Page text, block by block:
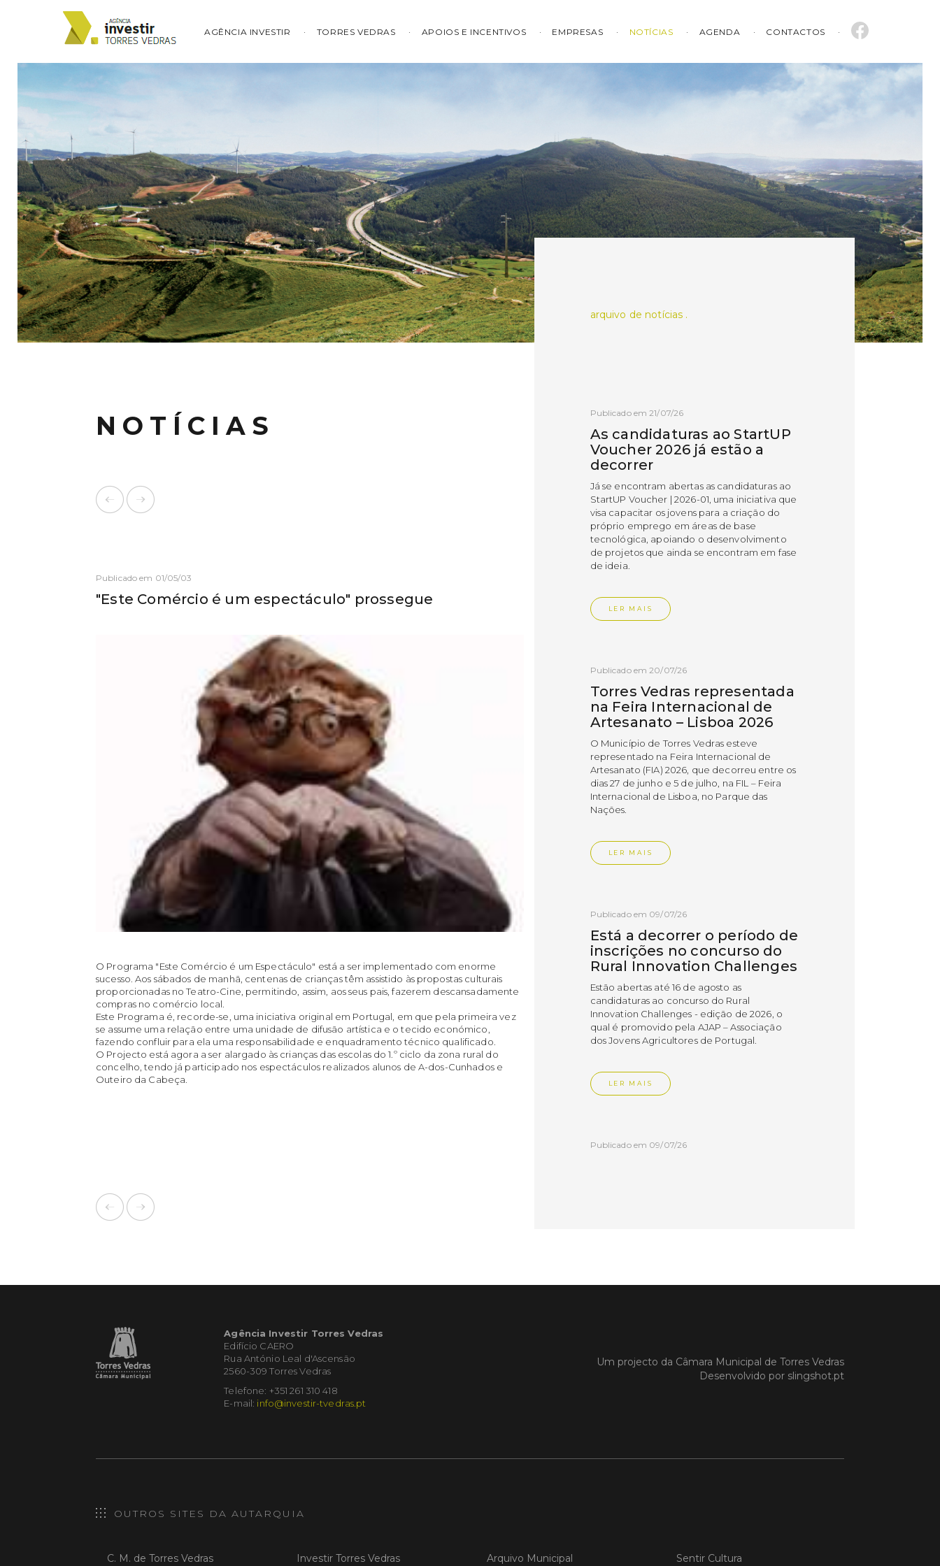
AGÊNCIA INVESTIR TORRES VEDRAS APOIOS E INCENTIVOS EMPRESAS NOTÍCIAS AGENDA CONTACTOS
NOTÍCIAS
Publicado em 01/05/03
"Este Comércio é um espectáculo" prossegue
O Programa "Este Comércio é um Espectáculo" está a ser implementado com enorme
sucesso. Aos sábados de manhã, centenas de crianças têm assistido às propostas culturais
proporcionadas no Teatro-Cine, permitindo, assim, aos seus pais, fazerem descansadamente
compras no comércio local.
Este Programa é, recorde-se, uma iniciativa original em Portugal, em que pela primeira vez
se assume uma relação entre uma unidade de difusão artística e o tecido económico,
fazendo confluir para ela uma responsabilidade e enquadramento técnico qualificado.
O Projecto está agora a ser alargado às crianças das escolas do 1.º ciclo da zona rural do
concelho, tendo já participado nos espectáculos realizados alunos de A-dos-Cunhados e
Outeiro da Cabeça.
arquivo de notícias .
Publicado em 21/07/26
As candidaturas ao StartUP
Voucher 2026 já estão a
decorrer
Já se encontram abertas as candidaturas ao
StartUP Voucher | 2026-01, uma iniciativa que
visa capacitar os jovens para a criação do
próprio emprego em áreas de base
tecnológica, apoiando o desenvolvimento
de projetos que ainda se encontram em fase
de ideia.
LER MAIS
Publicado em 20/07/26
Torres Vedras representada
na Feira Internacional de
Artesanato – Lisboa 2026
O Município de Torres Vedras esteve
representado na Feira Internacional de
Artesanato (FIA) 2026, que decorreu entre os
dias 27 de junho e 5 de julho, na FIL – Feira
Internacional de Lisboa, no Parque das
Nações.
LER MAIS
Publicado em 09/07/26
Está a decorrer o período de
inscrições no concurso do
Rural Innovation Challenges
Estão abertas até 16 de agosto as
candidaturas ao concurso do Rural
Innovation Challenges - edição de 2026, o
qual é promovido pela AJAP – Associação
dos Jovens Agricultores de Portugal.
LER MAIS
Publicado em 09/07/26
que decorreu no Auditório Caixa Agrícola de
memorando de
claustro do Convento da Graça.
Agência Investir Torres Vedras
Edifício CAERO
Rua António Leal d'Ascensão
2560-309 Torres Vedras
Telefone: +351 261 310 418
E-mail: info@investir-tvedras.pt
Um projecto da Câmara Municipal de Torres Vedras
Desenvolvido por slingshot.pt
OUTROS SITES DA AUTARQUIA
C. M. de Torres Vedras Investir Torres Vedras Arquivo Municipal Sentir Cultura